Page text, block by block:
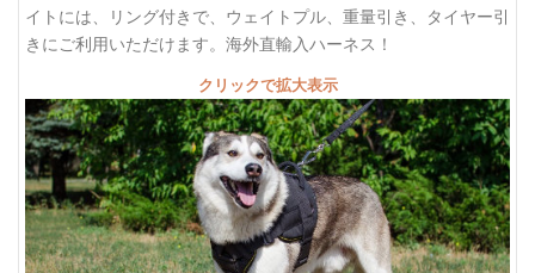
イトには、リング付きで、ウェイトプル、重量引き、タイヤー引
きにご利用いただけます。海外直輸入ハーネス！
クリックで拡大表示